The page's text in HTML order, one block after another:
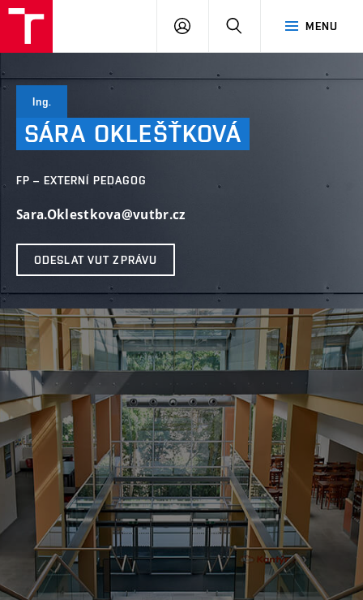
MENU
PŘIHLÁSIT
Ing.
SÁRA OKLEŠŤKOVÁ
FP – EXTERNÍ PEDAGOG
Sara.Oklestkova@vutbr.cz
ODESLAT VUT ZPRÁVU